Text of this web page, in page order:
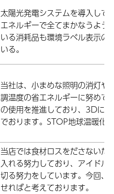
太陽光発電システムを導入して
エネルギーで全てまかなうよう
いる消耗品も環境ラベル表示の
いる。
当社は、小まめな照明の消灯や
調温度の省エネルギーに努めて
の使用を推進しており、3Dに
でおります。STOP地球温暖化!!!
当店では食材ロスをださないた
入れる努力しており、アイドル
切る努力をしています。今回
せればと考えております。